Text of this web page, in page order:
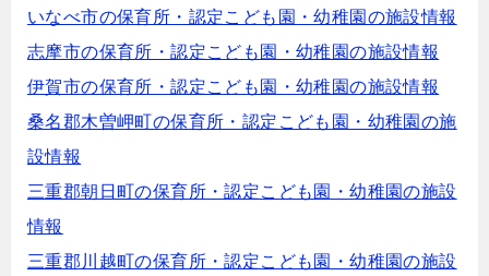
いなべ市の保育所・認定こども園・幼稚園の施設情報
志摩市の保育所・認定こども園・幼稚園の施設情報
伊賀市の保育所・認定こども園・幼稚園の施設情報
桑名郡木曽岬町の保育所・認定こども園・幼稚園の施
設情報
三重郡朝日町の保育所・認定こども園・幼稚園の施設
情報
三重郡川越町の保育所・認定こども園・幼稚園の施設